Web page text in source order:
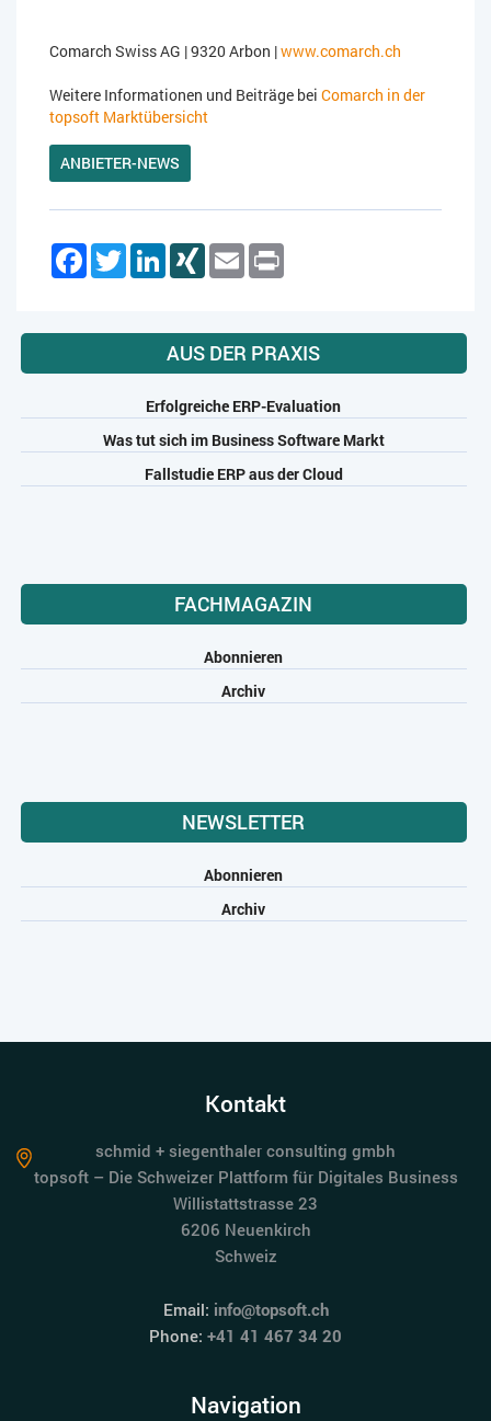
Comarch Swiss AG | 9320 Arbon |www.comarch.ch
Weitere Informationen und Beiträge bei Comarch in der
topsoft Marktübersicht
ANBIETER-NEWS
Facebook
TwitterLinkedInXING Email
AUS DER PRAXIS
Erfolgreiche ERP-Evaluation
Was tut sich im Business Software Markt
Fallstudie ERP aus der Cloud
FACHMAGAZIN
Abonnieren
Archiv
NEWSLETTER
Abonnieren
Archiv
Kontakt
schmid + siegenthaler consulting gmbh
topsoft – Die Schweizer Plattform für Digitales Business
Willistattstrasse 23
6206 Neuenkirch
Schweiz
Email: info@topsoft.ch
Phone: +41 41 467 34 20
Navigation